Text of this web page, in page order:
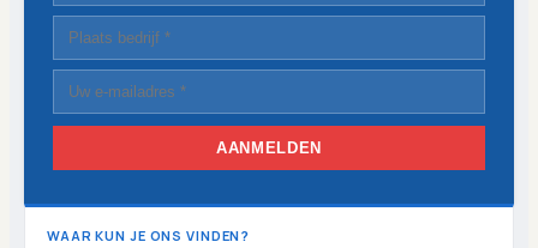
AANMELDEN
WAAR KUN JE ONS VINDEN?